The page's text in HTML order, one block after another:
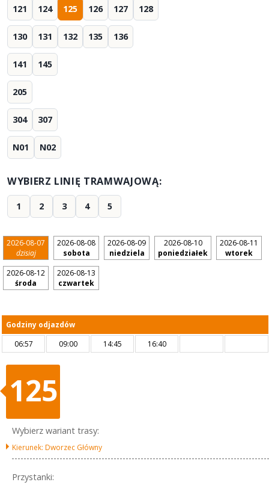
121 124 125 126 127 128
130 131 132 135 136
141 145
205
304 307
N01 N02
WYBIERZ LINIĘ TRAMWAJOWĄ:
1 2 3 4 5
2026-08-07
dzisiaj
2026-08-08
sobota
2026-08-09
niedziela
2026-08-10
poniedziałek
2026-08-11
wtorek
2026-08-12
środa
2026-08-13
czwartek
Godziny odjazdów
06:57
09:00 14:45 16:40
125
Wybierz wariant trasy:
Kierunek: Dworzec Główny
Przystanki: